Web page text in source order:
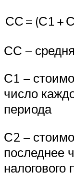
СС= (С1 +
СС –
С1 –
число
периода
С2 –
последнее
налогового